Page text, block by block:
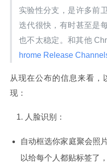
实验性分支，是许多前
迭代很快，有时甚至是
也不太稳定。和其他
hrome Release
从现在公布的信息来看
现：
人脸识别：
自动框选你家庭聚会照
以给每个人都贴标签了